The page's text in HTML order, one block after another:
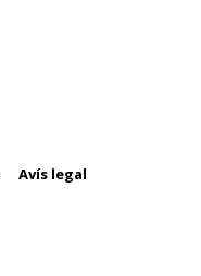
Avís legal